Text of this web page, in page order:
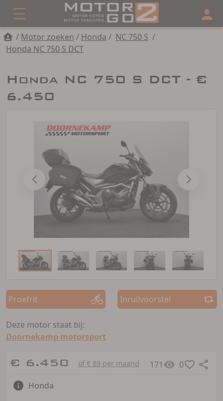
/ Motor zoeken / Honda / NC 750 S /
Honda NC 750 S DCT
Honda NC 750 S DCT - €
6.450
Proefrit Inruilvoorstel
Deze motor staat bij:
Doornekamp motorsport
€ 6.450 of € 89 per maand 171
0
Honda